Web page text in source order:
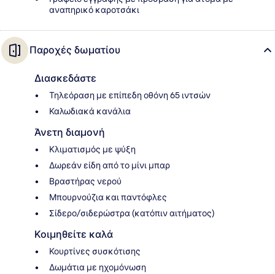
αναπηρικό καροτσάκι
Παροχές δωματίου
Διασκεδάστε
Τηλεόραση με επίπεδη οθόνη 65 ιντσών
Καλωδιακά κανάλια
Άνετη διαμονή
Κλιματισμός με ψύξη
Δωρεάν είδη από το μίνι μπαρ
Βραστήρας νερού
Μπουρνούζια και παντόφλες
Σίδερο/σιδερώστρα (κατόπιν αιτήματος)
Κοιμηθείτε καλά
Κουρτίνες συσκότισης
Δωμάτια με ηχομόνωση